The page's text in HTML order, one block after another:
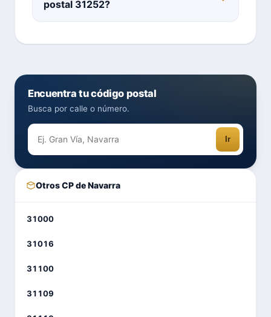
postal 31252?
Encuentra tu código postal
Busca por calle o número.
Ir
Otros CP de Navarra
31000
31016
31100
31109